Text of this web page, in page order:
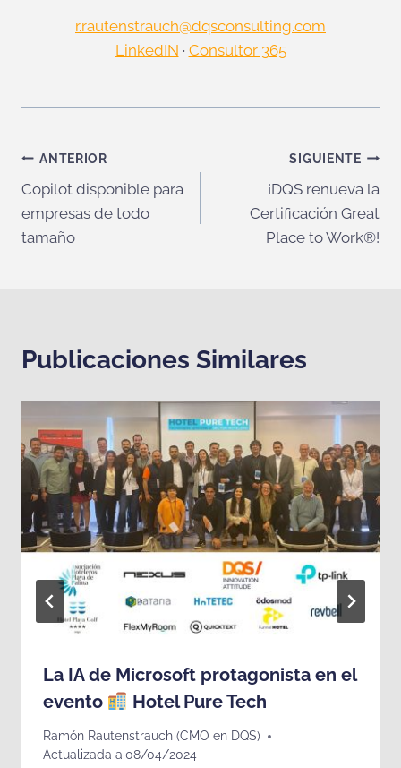
r.rautenstrauch@dqsconsulting.com
LinkedIN · Consultor 365
Navegación
de
entradas
ANTERIOR
Copilot disponible para
empresas de todo
tamaño
SIGUIENTE
¡DQS renueva la
Certificación Great
Place to Work®!
Publicaciones Similares
La IA de Microsoft protagonista en el
evento
Hotel Pure Tech
Ramón Rautenstrauch (CMO en DQS)
Actualizada a 08/04/2024